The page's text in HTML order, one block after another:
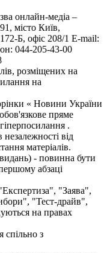
онлайн-медіа –
місто Київ,
Б, офіс 208/1 E-mail:
044-205-43-00
розміщених на
на
« Новини України
пряме
.
від
матеріалів.
- повинна бути
абзаці
"Заява",
"Тест-драйв",
на правах
спільно з